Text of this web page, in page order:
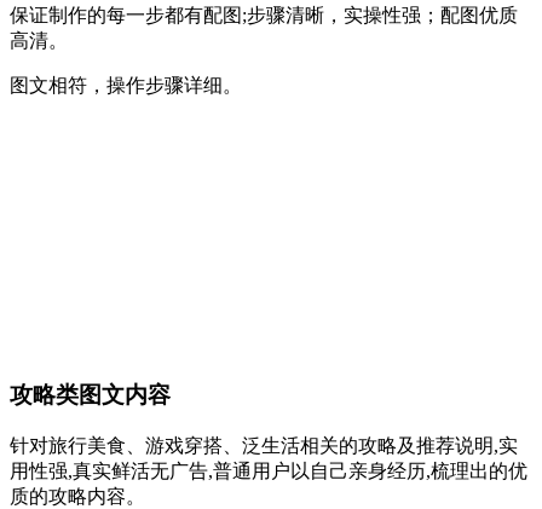
保证制作的每一步都有配图;步骤清晰，实操性强；配图优质
高清。
图文相符，操作步骤详细。
攻略类图文内容
针对旅行美食、游戏穿搭、泛生活相关的攻略及推荐说明,实
用性强,真实鲜活无广告,普通用户以自己亲身经历,梳理出的优
质的攻略内容。